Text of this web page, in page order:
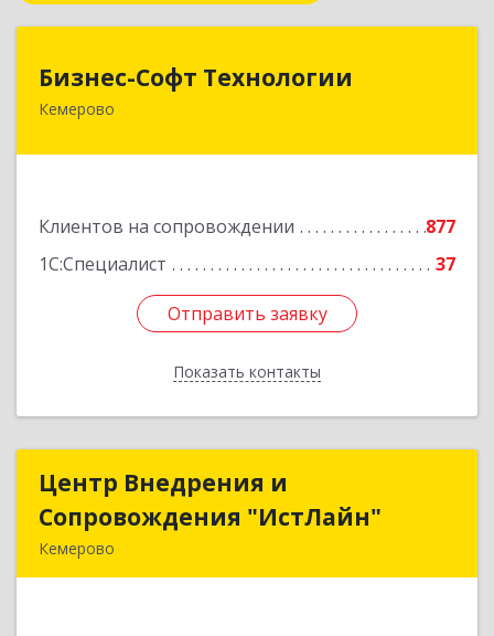
Бизнес-Софт Технологии
Кемерово
Клиентов на сопровождении
877
1С:Специалист
37
Отправить заявку
Показать контакты
Бизнес-Софт Технологии
650992, Кемеровская область - Кузбасс обл,
Отправить заявку
Назад
Центр Внедрения и
Сопровождения "ИстЛайн"
Кемерово
Центр Внедрения и
Сопровождения "ИстЛайн"